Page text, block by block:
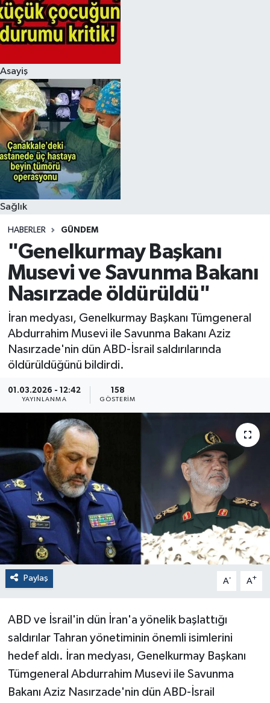
Asayiş
Sağlık
HABERLER GÜNDEM
"Genelkurmay Başkanı
Musevi ve Savunma Bakanı
Nasırzade öldürüldü"
İran medyası, Genelkurmay Başkanı Tümgeneral
Abdurrahim Musevi ile Savunma Bakanı Aziz
Nasırzade'nin dün ABD-İsrail saldırılarında
öldürüldüğünü bildirdi.
01.03.2026 - 12:42
YAYINLANMA
158
GÖSTERIM
Paylaş A- A+
ABD ve İsrail'in dün İran'a yönelik başlattığı
saldırılar Tahran yönetiminin önemli isimlerini
hedef aldı. İran medyası, Genelkurmay Başkanı
Tümgeneral Abdurrahim Musevi ile Savunma
Bakanı Aziz Nasırzade'nin dün ABD-İsrail